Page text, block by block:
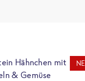
Hähnchen mit
& Gemüse